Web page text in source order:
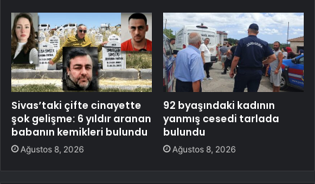
Sivas’taki çifte cinayette
şok gelişme: 6 yıldır aranan
babanın kemikleri bulundu
Ağustos 8, 2026
92 byaşındaki kadının
yanmış cesedi tarlada
bulundu
Ağustos 8, 2026